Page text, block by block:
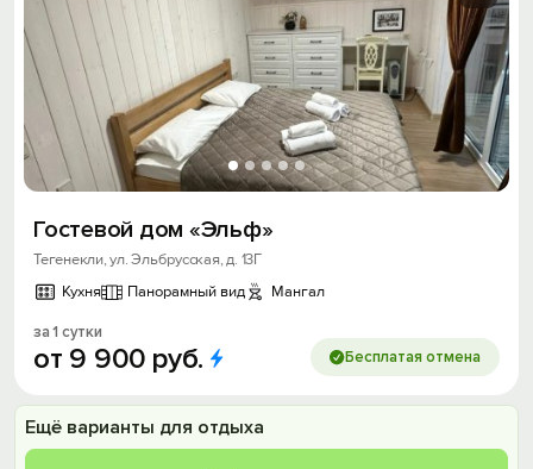
Гостевой дом «Эльф»
Тегенекли, ул. Эльбрусская, д. 13Г
Кухня
Панорамный вид Мангал
за 1 сутки
от 9 900 руб. Бесплатая отмена
Ещё варианты для отдыха